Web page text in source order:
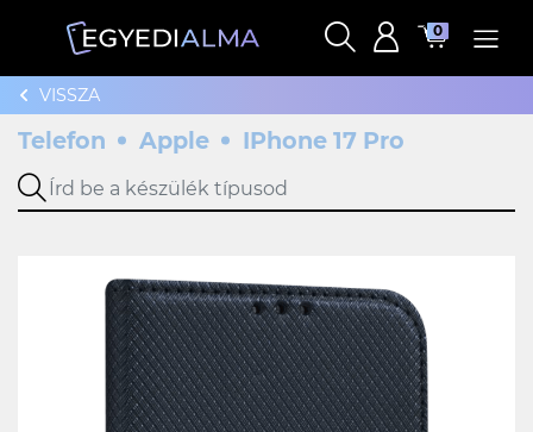
0
VISSZA
Telefon Apple IPhone 17 Pro